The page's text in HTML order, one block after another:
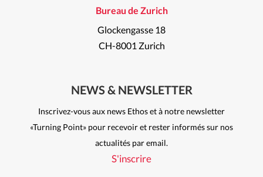
Bureau de Zurich
Glockengasse 18
CH-8001 Zurich
NEWS & NEWSLETTER
Inscrivez-vous aux news Ethos et à notre newsletter
«Turning Point» pour recevoir et rester informés sur nos
actualités par email.
S'inscrire